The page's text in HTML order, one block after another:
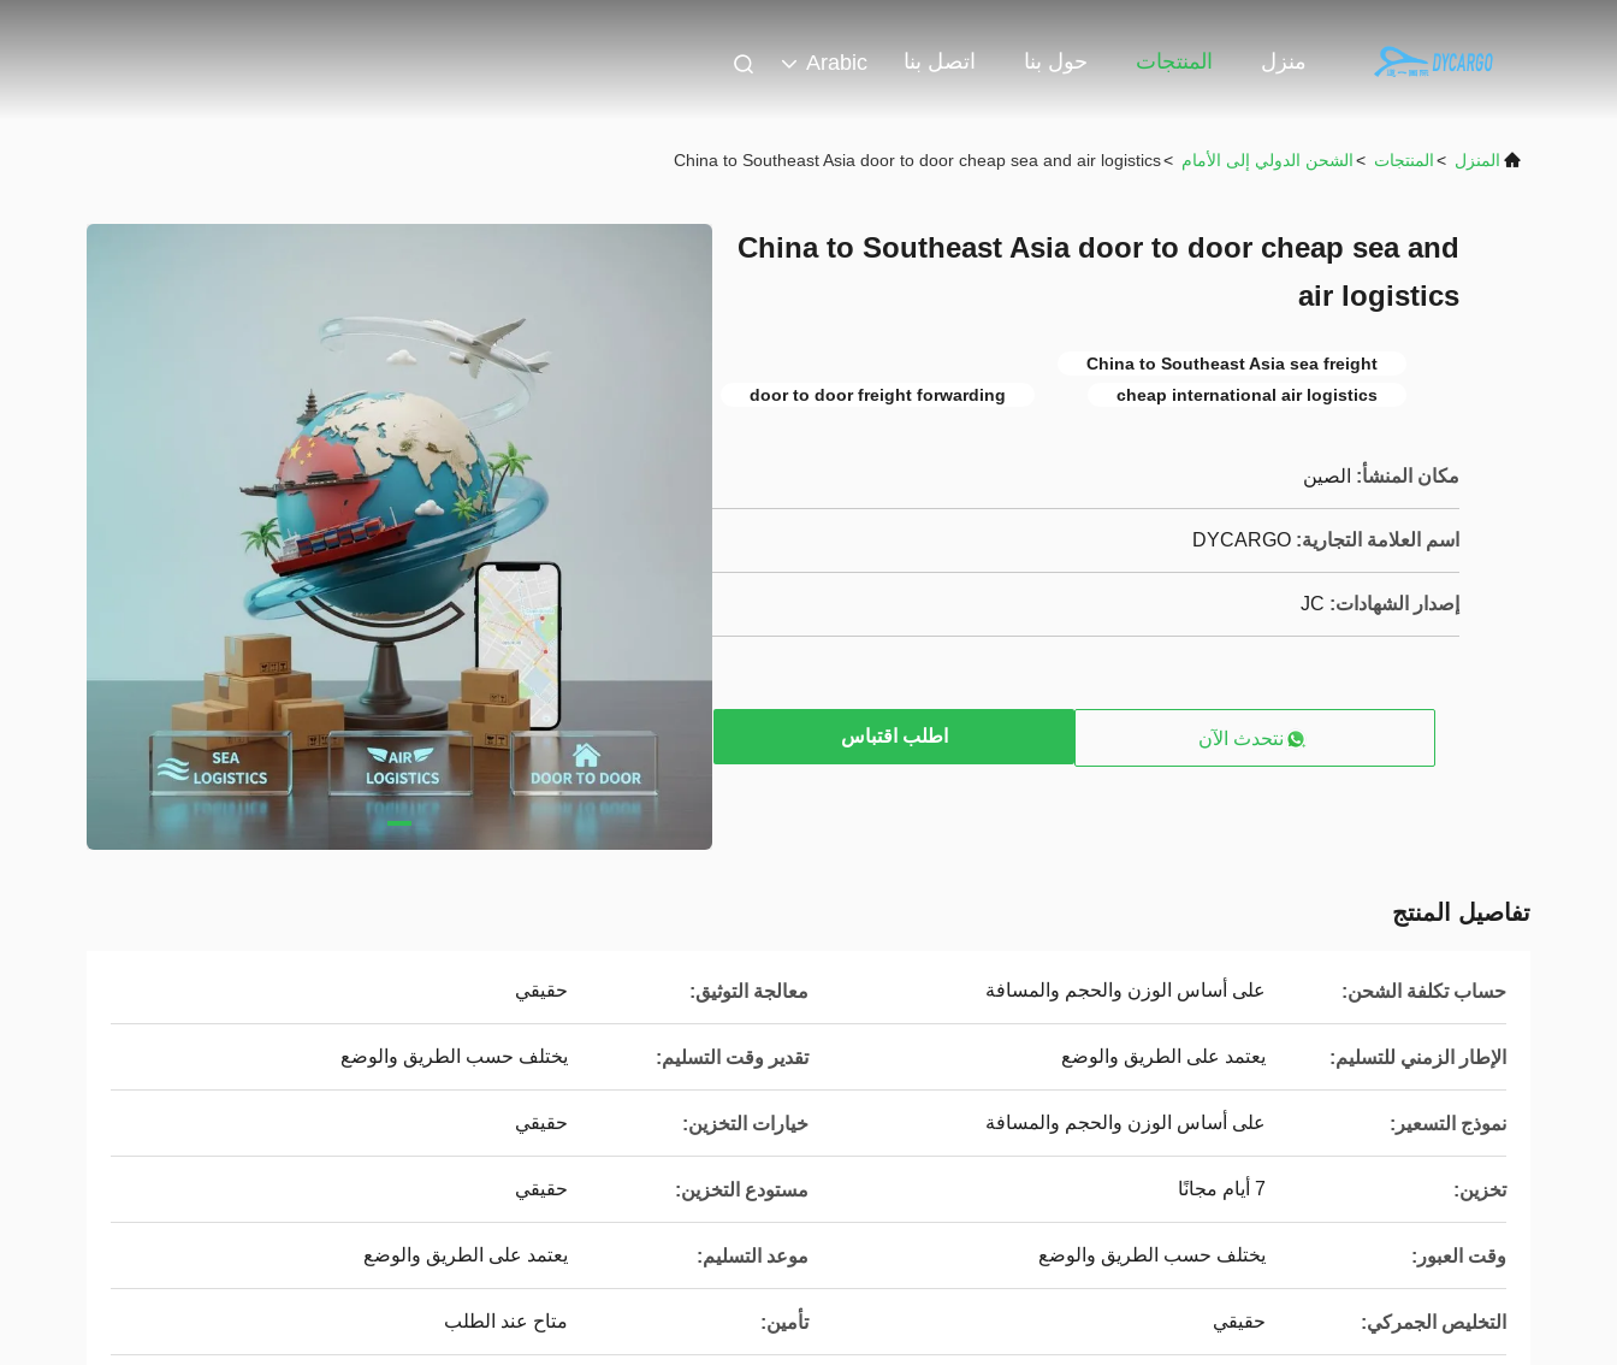
منزل المنتجات حول بنا اتصل بنا Arabic
المنزل >المنتجات >الشحن الدولي إلى الأمام >
China to Southeast Asia door to door cheap sea and air logistics
China to Southeast Asia door to door cheap sea and
air logistics
China to Southeast Asia sea freight
cheap international air logistics
door to door freight forwarding
مكان المنشأ: الصين
اسم العلامة التجارية: DYCARGO
إصدار الشهادات: JC
نتحدث الآن اطلب اقتباس
تفاصيل المنتج
حساب تكلفة الشحن: على أساس الوزن والحجم والمسافة معالجة التوثيق: حقيقي
الإطار الزمني للتسليم: يعتمد على الطريق والوضع تقدير وقت التسليم: يختلف حسب الطريق والوضع
نموذج التسعير: على أساس الوزن والحجم والمسافة خيارات التخزين: حقيقي
تخزين: 7 أيام مجانًا مستودع التخزين: حقيقي
وقت العبور: يختلف حسب الطريق والوضع موعد التسليم: يعتمد على الطريق والوضع
التخليص الجمركي: حقيقي تأمين: متاح عند الطلب